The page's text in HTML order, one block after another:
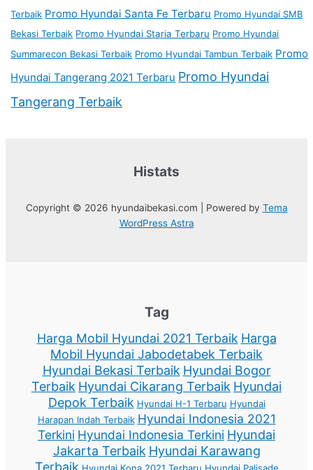
Terbaik Promo Hyundai Santa Fe Terbaru Promo Hyundai SMB
Bekasi Terbaik Promo Hyundai Staria Terbaru Promo Hyundai
Summarecon Bekasi Terbaik Promo Hyundai Tambun Terbaik Promo
Hyundai Tangerang 2021 Terbaru Promo Hyundai
Tangerang Terbaik
Histats
Copyright © 2026 hyundaibekasi.com | Powered by Tema
WordPress Astra
Tag
Harga Mobil Hyundai 2021 Terbaik Harga
Mobil Hyundai Jabodetabek Terbaik
Hyundai Bekasi Terbaik Hyundai Bogor
Terbaik Hyundai Cikarang Terbaik Hyundai
Depok Terbaik Hyundai H-1 Terbaru Hyundai
Harapan Indah Terbaik Hyundai Indonesia 2021
Terkini Hyundai Indonesia Terkini Hyundai
Jakarta Terbaik Hyundai Karawang
Terbaik